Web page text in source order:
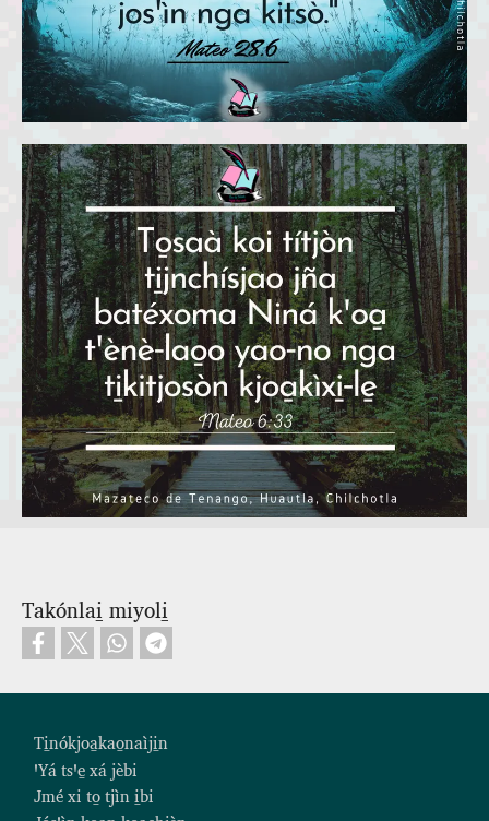
Takónlai̱ miyoli̱
Ti̱nókjoa̱kao̱naìji̱n
ꞌYá tsꞌe̱ xá jèbi
Jmé xi to̱ tjìn i̱bi